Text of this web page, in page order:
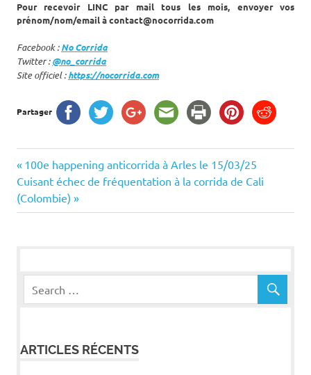
Pour recevoir LINC par mail tous les mois, envoyer vos
prénom/nom/email à contact@nocorrida.com
Facebook :No Corrida
Twitter :@no_corrida
Site officiel :https://nocorrida.com
Partager
Navigation
de
Previous
Post:
100e happening anticorrida à Arles le 15/03/25
Next
Post:
Cuisant échec de fréquentation à la corrida de Cali
(Colombie)
ARTICLES RÉCENTS